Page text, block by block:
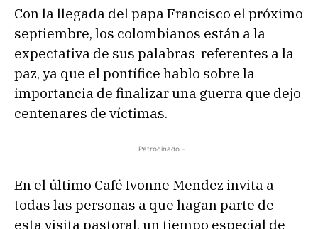
Con la llegada del papa Francisco el próximo
septiembre, los colombianos están a la
expectativa de sus palabras referentes a la
paz, ya que el pontífice hablo sobre la
importancia de finalizar una guerra que dejo
centenares de víctimas.
- Patrocinado -
En el último Café Ivonne Mendez invita a
todas las personas a que hagan parte de
esta visita pastoral, un tiempo especial de